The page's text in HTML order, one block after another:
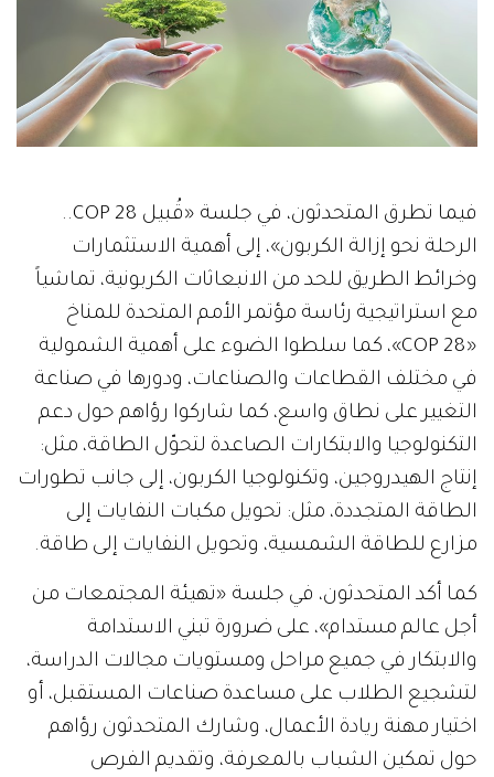
فيما تطرق المتحدثون، في جلسة «قُبيل COP 28..
الرحلة نحو إزالة الكربون»، إلى أهمية الاستثمارات
وخرائط الطريق للحد من الانبعاثات الكربونية، تماشياً
مع استراتيجية رئاسة مؤتمر الأمم المتحدة للمناخ
«COP 28»، كما سلطوا الضوء على أهمية الشمولية
في مختلف القطاعات والصناعات، ودورها في صناعة
التغيير على نطاق واسع، كما شاركوا رؤاهم حول دعم
التكنولوجيا والابتكارات الصاعدة لتحوّل الطاقة، مثل:
إنتاج الهيدروجين، وتكنولوجيا الكربون، إلى جانب تطورات
الطاقة المتجددة، مثل: تحويل مكبات النفايات إلى
مزارع للطاقة الشمسية، وتحويل النفايات إلى طاقة.
كما أكد المتحدثون، في جلسة «تهيئة المجتمعات من
أجل عالم مستدام»، على ضرورة تبني الاستدامة
والابتكار في جميع مراحل ومستويات مجالات الدراسة،
لتشجيع الطلاب على مساعدة صناعات المستقبل، أو
اختيار مهنة ريادة الأعمال، وشارك المتحدثون رؤاهم
حول تمكين الشباب بالمعرفة، وتقديم الفرص